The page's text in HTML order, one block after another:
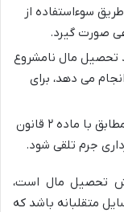
سوءاستفاده از
صورت گیرد.
تحصیل مال نامشروع
می دهد، برای
عملی که صورت گرفته، باید مطابق با ماده ۲ قانون
جرم تلقی شود.
تحصیل مال است،
متقلبانه باشد که